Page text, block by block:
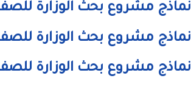
نماذج مشروع بحث الوزارة للصف
نماذج مشروع بحث الوزارة للصف
نماذج مشروع بحث الوزارة للصف